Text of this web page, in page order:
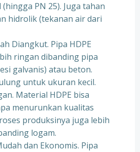
PN 25). Juga tahan
hidrolik (tekanan air dari
Diangkut. Pipa HDPE
ringan dibanding pipa
galvanis) atau beton.
untuk ukuran kecil.
Material HDPE bisa
menurunkan kualitas
produksinya juga lebih
logam.
dan Ekonomis. Pipa